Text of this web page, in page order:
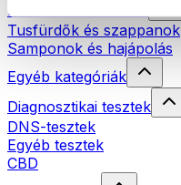
Natúrkozmetikumok
Tusfürdők és szappanok
Samponok és hajápolás
Egyéb kategóriák
Diagnosztikai tesztek
DNS-tesztek
Egyéb tesztek
CBD